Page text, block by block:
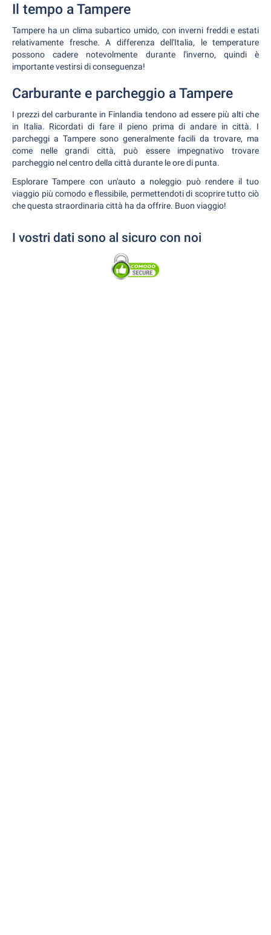
Il tempo a Tampere
Tampere ha un clima subartico umido, con inverni freddi e estati
relativamente fresche. A differenza dell'Italia, le temperature
possono cadere notevolmente durante l'inverno, quindi è
importante vestirsi di conseguenza!
Carburante e parcheggio a Tampere
I prezzi del carburante in Finlandia tendono ad essere più alti che
in Italia. Ricordati di fare il pieno prima di andare in città. I
parcheggi a Tampere sono generalmente facili da trovare, ma
come nelle grandi città, può essere impegnativo trovare
parcheggio nel centro della città durante le ore di punta.
Esplorare Tampere con un'auto a noleggio può rendere il tuo
viaggio più comodo e flessibile, permettendoti di scoprire tutto ciò
che questa straordinaria città ha da offrire. Buon viaggio!
I vostri dati sono al sicuro con noi